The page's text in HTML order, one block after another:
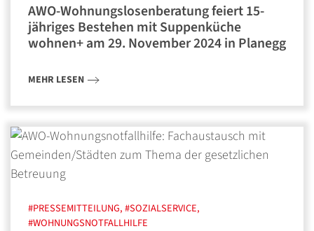
AWO-Wohnungslosenberatung feiert 15-
jähriges Bestehen mit Suppenküche
wohnen+ am 29. November 2024 in Planegg
MEHR LESEN
#PRESSEMITTEILUNG, #SOZIALSERVICE,
#WOHNUNGSNOTFALLHILFE